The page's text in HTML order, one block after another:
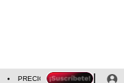
PRECIO DEL DÓLAR